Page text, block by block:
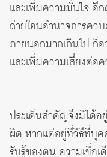
และเพิ่มความมั่นใจ อี
ถ่ายโอนอำนาจการคว
ภายนอกมากเกินไป ก็
และเพิ่มความเสี่ยงต่อ
ประเด็นสำคัญจึงมิได้อ
ผิด หากแต่อยู่ที่วิธีที่บุค
รับรู้ของตน ความเชื่อ